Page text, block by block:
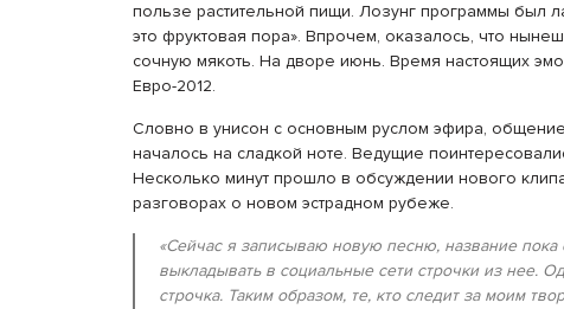
пользе растительной пищи. Лозунг программы был
это фруктовая пора». Впрочем, оказалось, что
сочную мякоть. На дворе июнь. Время настоящих
Евро-2012.
Словно в унисон с основным руслом эфира,
началось на сладкой ноте. Ведущие
Несколько минут прошло в обсуждении нового
разговорах о новом эстрадном рубеже.
«Сейчас я записываю новую песню, название пока
выкладывать в социальные сети строчки из нее.
строчка. Таким образом, те, кто следит за моим